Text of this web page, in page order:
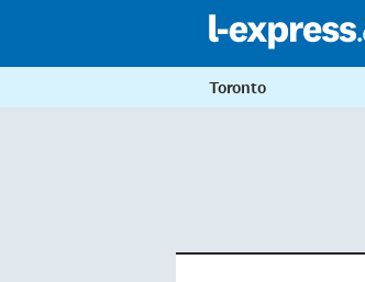
Toronto